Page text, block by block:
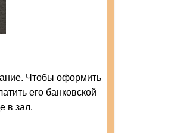
Чтобы оформить
его банковской
в зал.